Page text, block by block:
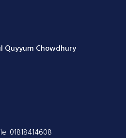
Quyyum Chowdhury
01818414608